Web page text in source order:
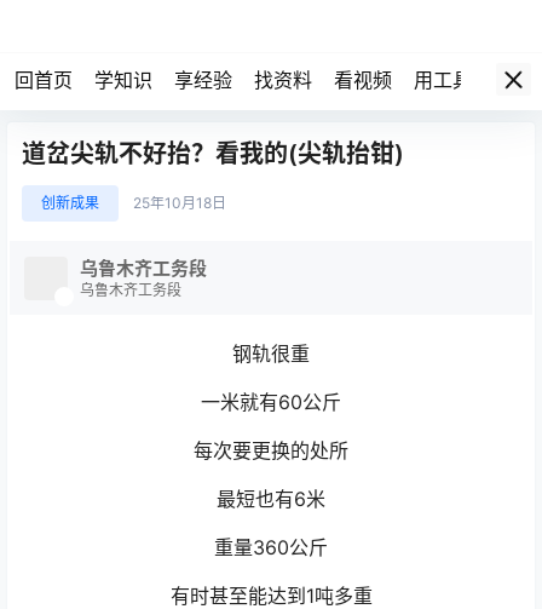
回首页 学知识 享经验 找资料 看视频 用工具 论技
道岔尖轨不好抬？看我的(尖轨抬钳)
创新成果 25年10月18日
乌鲁木齐工务段
乌鲁木齐工务段
钢轨很重
一米就有60公斤
每次要更换的处所
最短也有6米
重量360公斤
有时甚至能达到1吨多重